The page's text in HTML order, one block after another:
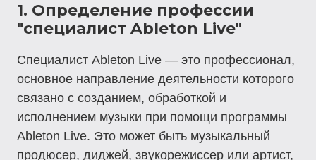
1. Определение профессии
"специалист Ableton Live"
Специалист Ableton Live — это профессионал,
основное направление деятельности которого
связано с созданием, обработкой и
исполнением музыки при помощи программы
Ableton Live. Это может быть музыкальный
продюсер, диджей, звукорежиссер или артист,